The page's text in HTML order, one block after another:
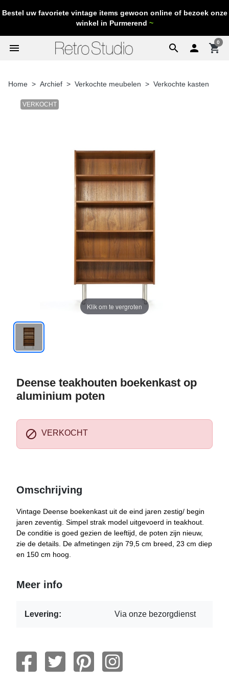
Bestel uw favoriete vintage items gewoon online of bezoek onze
winkel in Purmerend ~
search
menu  shopping_cart
0
Home Archief Verkochte meubelen Verkochte kasten
VERKOCHT
Klik om te vergroten
Deense teakhouten boekenkast op
aluminium poten
 VERKOCHT
Omschrijving
Vintage Deense boekenkast uit de eind jaren zestig/ begin
jaren zeventig. Simpel strak model uitgevoerd in teakhout.
De conditie is goed gezien de leeftijd, de poten zijn nieuw,
zie de details. De afmetingen zijn 79,5 cm breed, 23 cm diep
en 150 cm hoog.
Meer info
Levering: Via onze bezorgdienst